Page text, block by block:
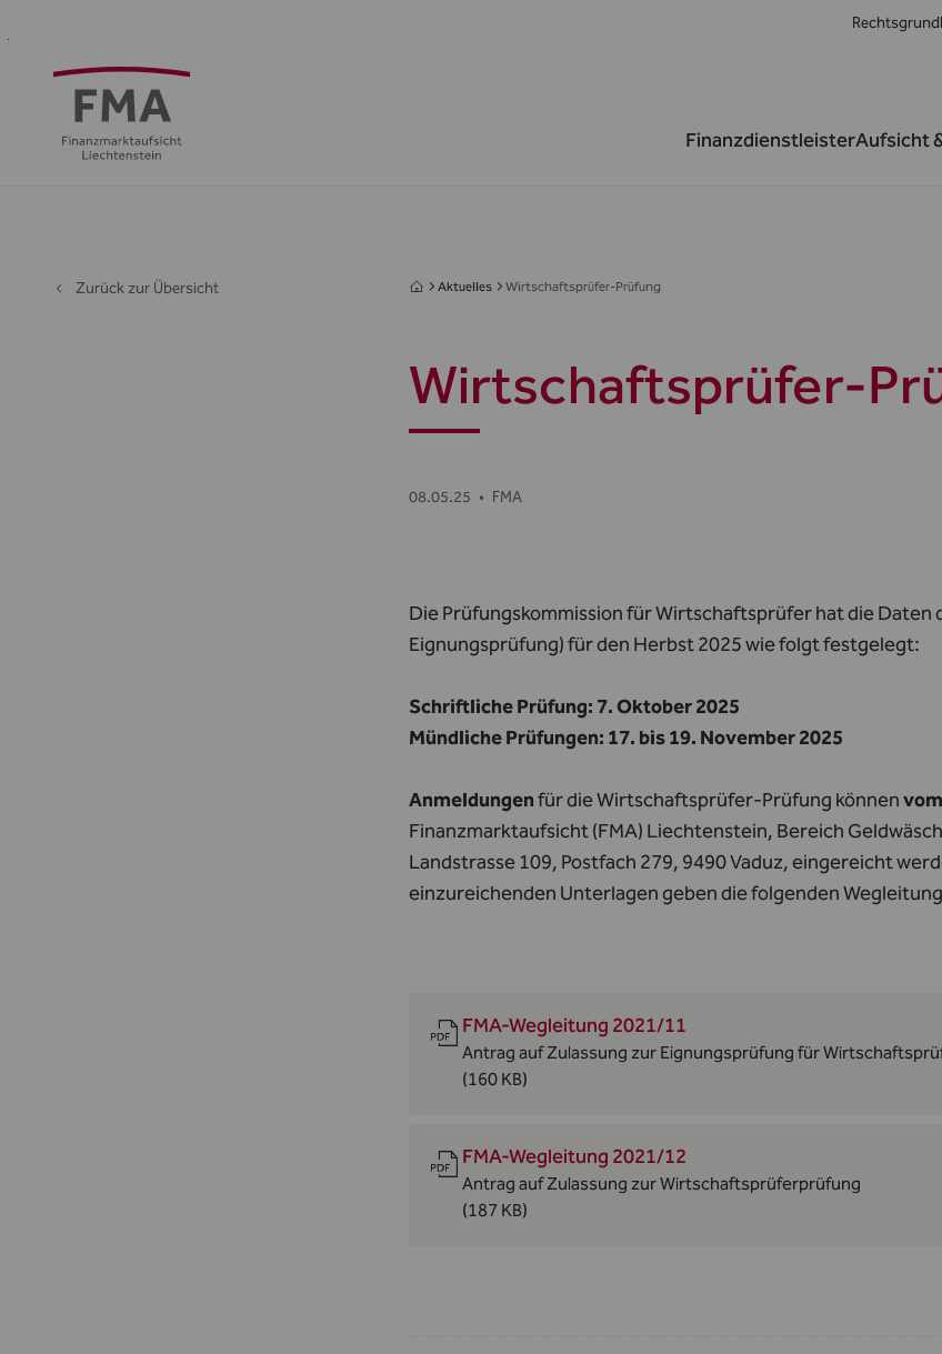
Regulierung
Öffentlichkeit
FinanzdienstleisterAufsicht
Zurück zur Übersicht Aktuelles Wirtschaftsprüfer-Prüfung
Wirtschaftsprüfer-
08.05.25 • FMA
Die Prüfungskommission für Wirtschaftsprüfer hat die
Eignungsprüfung) für den Herbst 2025 wie folgt festgelegt:
Schriftliche Prüfung: 7. Oktober 2025
Mündliche Prüfungen: 17. bis 19. November 2025
Anmeldungenfür die Wirtschaftsprüfer-Prüfung können
Finanzmarktaufsicht (FMA) Liechtenstein, Bereich
Landstrasse 109, Postfach 279, 9490 Vaduz, eingereicht
einzureichenden Unterlagen geben die folgenden
FMA-Wegleitung 2021/11
Antrag auf Zulassung zur Eignungsprüfung für
(160 KB)
FMA-Wegleitung 2021/12
Antrag auf Zulassung zur Wirtschaftsprüferprüfung
(187 KB)